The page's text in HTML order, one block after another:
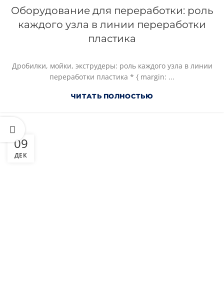
Оборудование для переработки: роль
каждого узла в линии переработки
пластика
Дробилки, мойки, экструдеры: роль каждого узла в линии
переработки пластика * { margin: ...
ЧИТАТЬ ПОЛНОСТЬЮ
09
ДЕК